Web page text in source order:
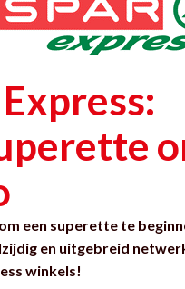
een superette te
en uitgebreid
winkels!